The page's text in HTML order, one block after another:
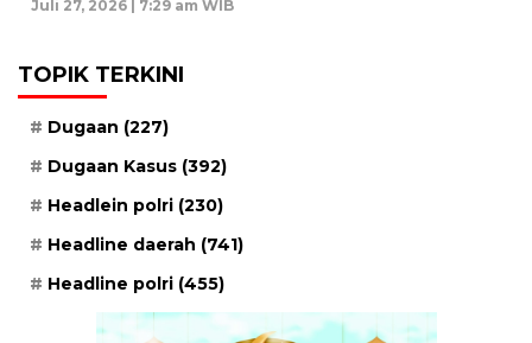
Juli 27, 2026 | 7:29 am WIB
TOPIK TERKINI
Dugaan (227)
Dugaan Kasus (392)
Headlein polri (230)
Headline daerah (741)
Headline polri (455)